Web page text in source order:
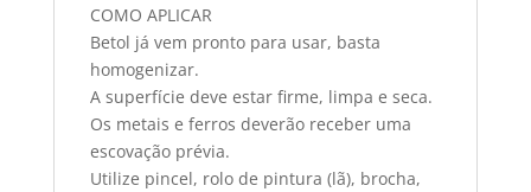
COMO APLICAR
Betol já vem pronto para usar, basta
homogenizar.
A superfície deve estar firme, limpa e seca.
Os metais e ferros deverão receber uma
escovação prévia.
Utilize pincel, rolo de pintura (lã), brocha,